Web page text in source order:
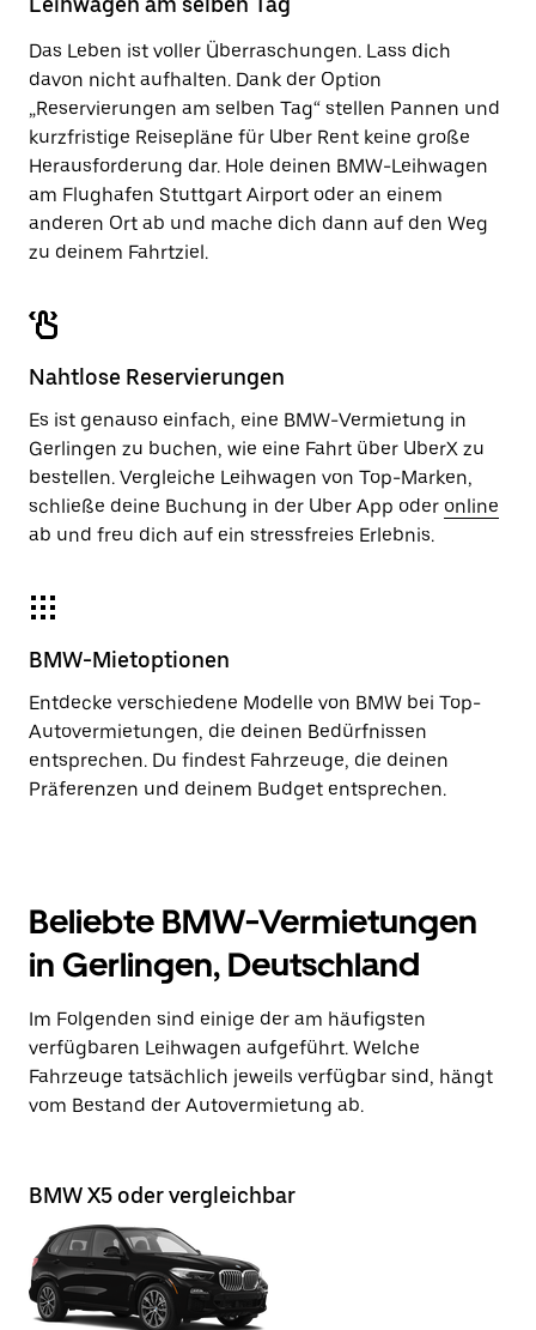
zu
Das Leben ist voller Überraschungen. Lass dich
davon nicht aufhalten. Dank der Option
„Reservierungen am selben Tag“ stellen Pannen und
kurzfristige Reisepläne für Uber Rent keine große
Herausforderung dar. Hole deinen BMW-Leihwagen
am Flughafen Stuttgart Airport oder an einem
anderen Ort ab und mache dich dann auf den Weg
zu deinem Fahrtziel.
Nahtlose Reservierungen
Es ist genauso einfach, eine BMW-Vermietung in
Gerlingen zu buchen, wie eine Fahrt über UberX zu
bestellen. Vergleiche Leihwagen von Top-Marken,
schließe deine Buchung in der Uber App oder online
ab und freu dich auf ein stressfreies Erlebnis.
BMW-Mietoptionen
Entdecke verschiedene Modelle von BMW bei Top-
Autovermietungen, die deinen Bedürfnissen
entsprechen. Du findest Fahrzeuge, die deinen
Präferenzen und deinem Budget entsprechen.
Beliebte BMW-Vermietungen
in Gerlingen, Deutschland
Im Folgenden sind einige der am häufigsten
verfügbaren Leihwagen aufgeführt. Welche
Fahrzeuge tatsächlich jeweils verfügbar sind, hängt
vom Bestand der Autovermietung ab.
BMW X5 oder vergleichbar